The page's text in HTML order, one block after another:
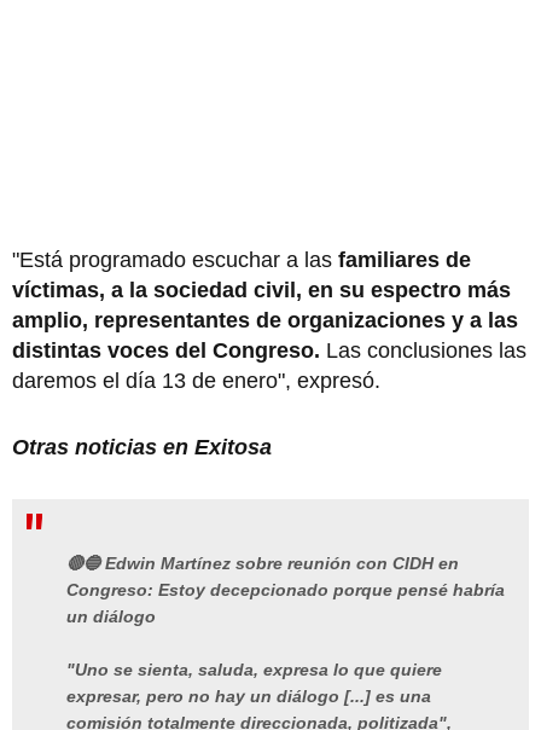
"Está programado escuchar a las familiares de
víctimas, a la sociedad civil, en su espectro más
amplio, representantes de organizaciones y a las
distintas voces del Congreso. Las conclusiones las
daremos el día 13 de enero", expresó.
Otras noticias en Exitosa
🔴🔵 Edwin Martínez sobre reunión con CIDH en
Congreso: Estoy decepcionado porque pensé habría
un diálogo
"Uno se sienta, saluda, expresa lo que quiere
expresar, pero no hay un diálogo [...] es una
comisión totalmente direccionada, politizada",